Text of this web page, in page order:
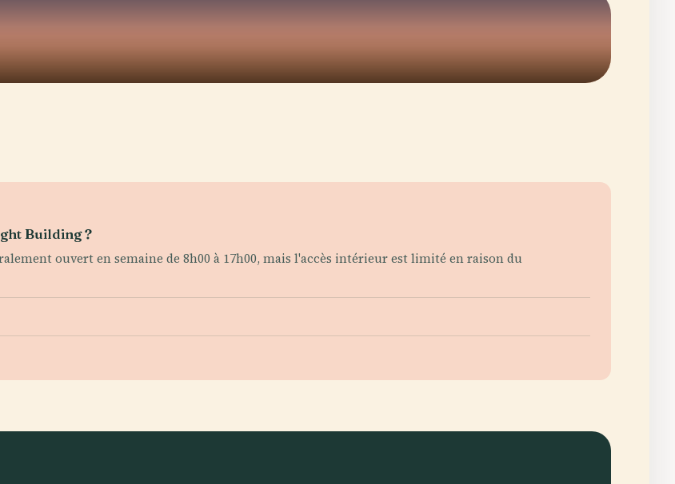
Building ?
ouvert en semaine de 8h00 à 17h00, mais l'accès intérieur est limité en raison du